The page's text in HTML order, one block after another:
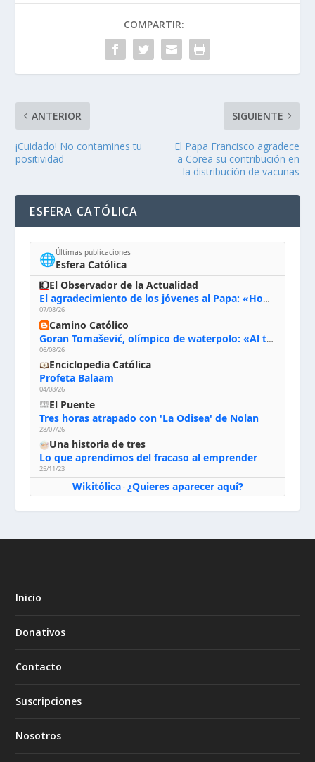
COMPARTIR:
ANTERIOR
¡Cuidado! No contamines tu
positividad
SIGUIENTE
El Papa Francisco agradece
a Corea su contribución en
la distribución de vacunas
ESFERA CATÓLICA
🌐Últimas publicaciones
Esfera Católica
El Observador de la Actualidad
El agradecimiento de los jóvenes al Papa: «Hoy nos sentimos Iglesia»
07/08/26
Camino Católico
Goran Tomašević, olímpico de waterpolo: «Al terminar el Camino de Santiago entregué mi vida a Cristo; hablé con Dios y le dije: ‘Estoy listo; estoy a tu servicio. Puedo llevar lo que sea necesario para ti’»
06/08/26
Enciclopedia Católica
Profeta Balaam
04/08/26
El Puente
Tres horas atrapado con 'La Odisea' de Nolan
28/07/26
Una historia de tres
Lo que aprendimos del fracaso al emprender
25/11/23
Wikitólica· ¿Quieres aparecer aquí?
Inicio
Donativos
Contacto
Suscripciones
Nosotros